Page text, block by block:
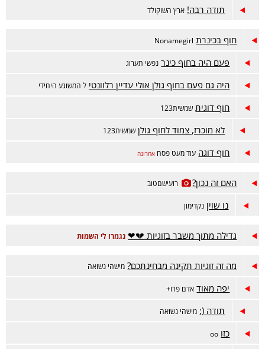
תודה רבה! ארץ השוקולד
חוף בכינרת Nonamegirl
פעם היה בחוף כינר נפשי תערוג
היה גם פעם בחוף גולן אולי עדיין רלוונטי ל המשוגע היחידי
חוף דוגית שמשית123
לא מוכרז, צמוד לחוף גולן שמשית123
חוף דוגה עוד מעט פסח אחרונה
האם זה נכון? רועישםטוב
נו שוין נקדימון
גדילה מתוך משבר בזוגיות 💔❤ נגמרו לי השמות
מה זה זוגיות תקינה מבחינתכם? מישהי נשואה
יפה מאוד אדם פרו+
תודה (; מישהי נשואה
כזו oo